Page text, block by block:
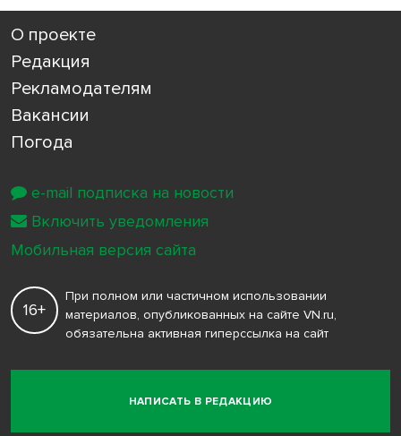
О проекте
Редакция
Рекламодателям
Вакансии
Погода
НАПИСАТЬ В РЕДАКЦИЮ
16+
При полном или частичном использовании
материалов, опубликованных на сайте VN.ru,
обязательна активная гиперссылка на сайт
e-mail подписка на новости
Включить уведомления
Мобильная версия сайта